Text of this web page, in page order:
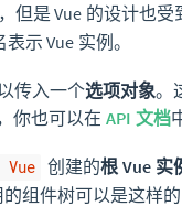
，但是 Vue 的设计也
示 Vue 实例。
传入一个选项对象。
你也可以在 API 文档
Vue 创建的根 Vue 实
组件树可以是这样的